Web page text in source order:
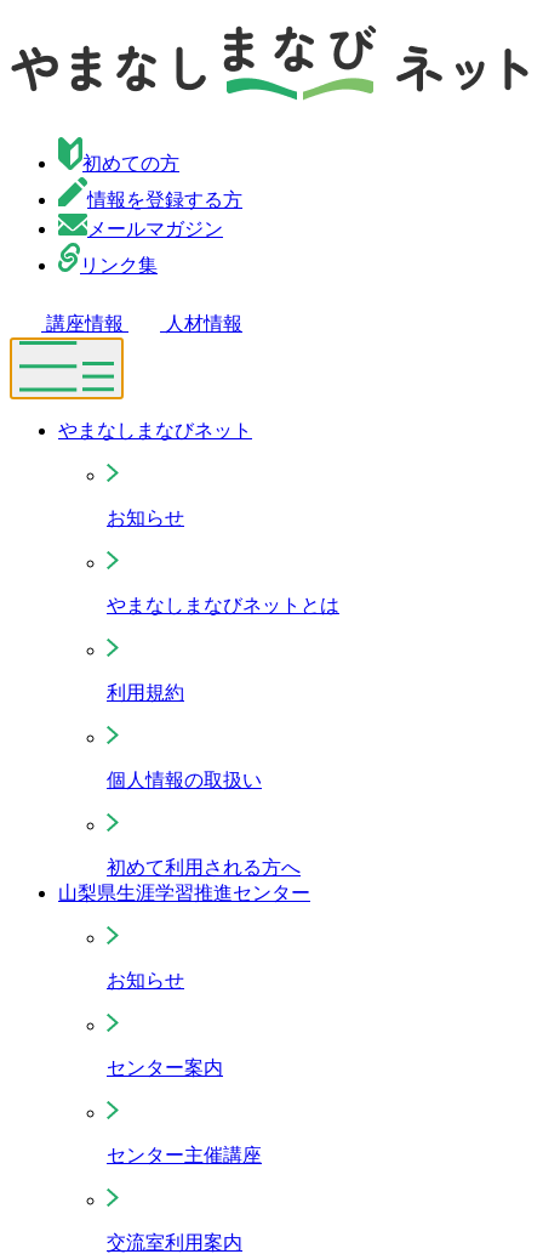
初めての方
情報を登録する方
メールマガジン
リンク集
講座情報 人材情報
やまなしまなびネット
お知らせ
やまなしまなびネットとは
利用規約
個人情報の取扱い
初めて利用される方へ
山梨県生涯学習推進センター
お知らせ
センター案内
センター主催講座
交流室利用案内